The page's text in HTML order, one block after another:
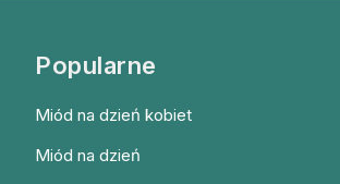
Popularne
Miód na dzień kobiet
Miód na dzień